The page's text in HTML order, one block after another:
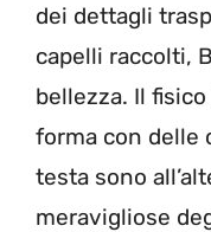
dei dettagli
capelli raccolti,
bellezza. Il
forma con delle
testa sono
meravigliose